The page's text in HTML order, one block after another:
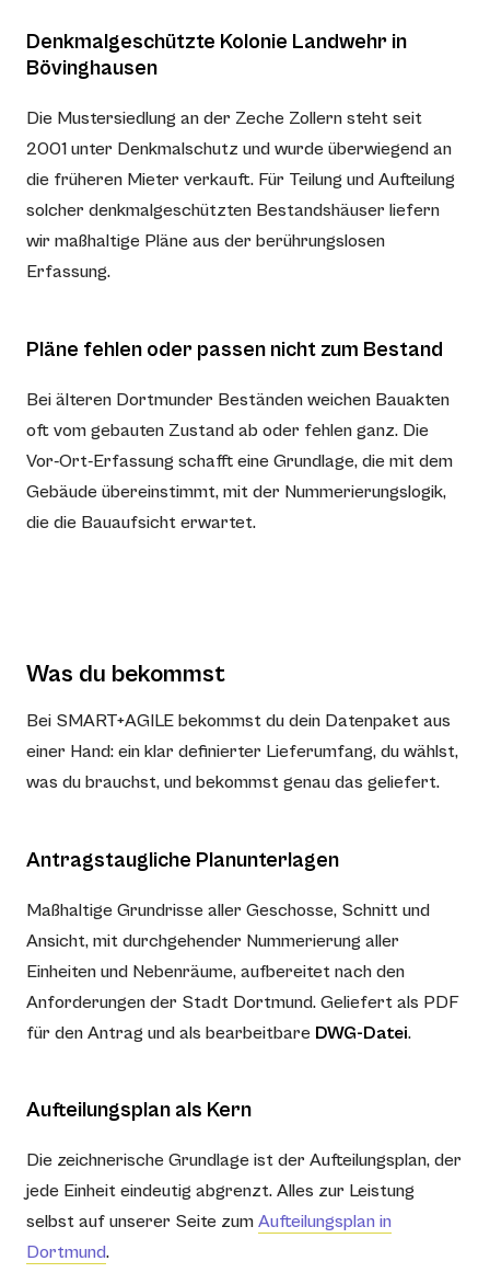
Denkmalgeschützte Kolonie Landwehr in
Bövinghausen
Die Mustersiedlung an der Zeche Zollern steht seit
2001 unter Denkmalschutz und wurde überwiegend an
die früheren Mieter verkauft. Für Teilung und Aufteilung
solcher denkmalgeschützten Bestandshäuser liefern
wir maßhaltige Pläne aus der berührungslosen
Erfassung.
Pläne fehlen oder passen nicht zum Bestand
Bei älteren Dortmunder Beständen weichen Bauakten
oft vom gebauten Zustand ab oder fehlen ganz. Die
Vor-Ort-Erfassung schafft eine Grundlage, die mit dem
Gebäude übereinstimmt, mit der Nummerierungslogik,
die die Bauaufsicht erwartet.
Was du bekommst
Bei SMART+AGILE bekommst du dein Datenpaket aus
einer Hand: ein klar definierter Lieferumfang, du wählst,
was du brauchst, und bekommst genau das geliefert.
Antragstaugliche Planunterlagen
Maßhaltige Grundrisse aller Geschosse, Schnitt und
Ansicht, mit durchgehender Nummerierung aller
Einheiten und Nebenräume, aufbereitet nach den
Anforderungen der Stadt Dortmund. Geliefert als PDF
für den Antrag und als bearbeitbare DWG-Datei.
Aufteilungsplan als Kern
Die zeichnerische Grundlage ist der Aufteilungsplan, der
jede Einheit eindeutig abgrenzt. Alles zur Leistung
selbst auf unserer Seite zum Aufteilungsplan in
Dortmund.